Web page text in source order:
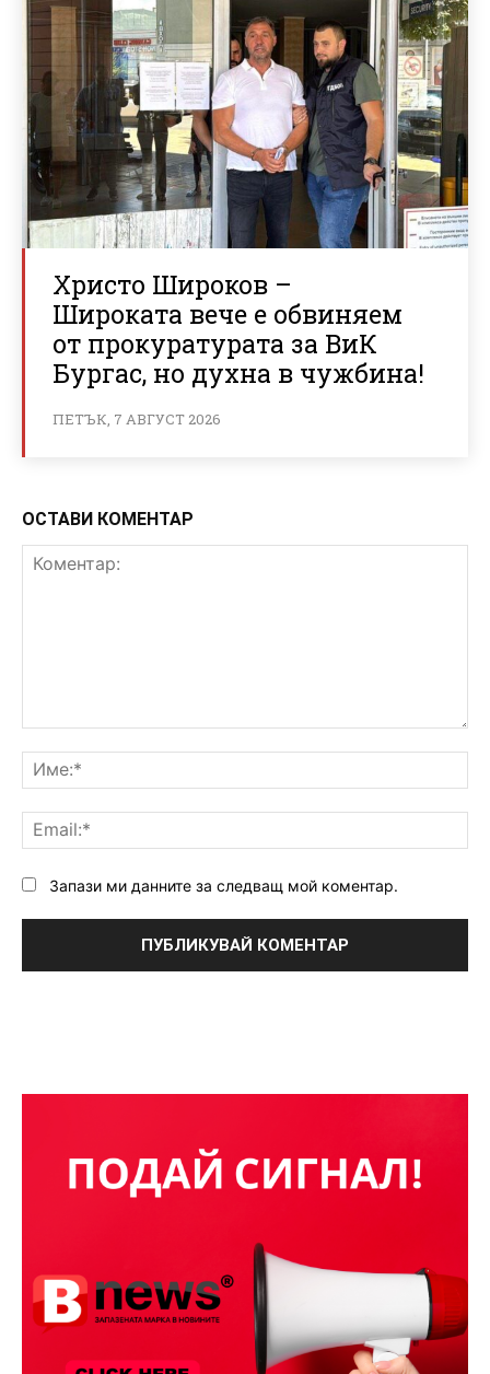
Христо Широков –
Широката вече е обвиняем
от прокуратурата за ВиК
Бургас, но духна в чужбина!
ПЕТЪК, 7 АВГУСТ 2026
ОСТАВИ КОМЕНТАР
Запази ми данните за следващ мой коментар.